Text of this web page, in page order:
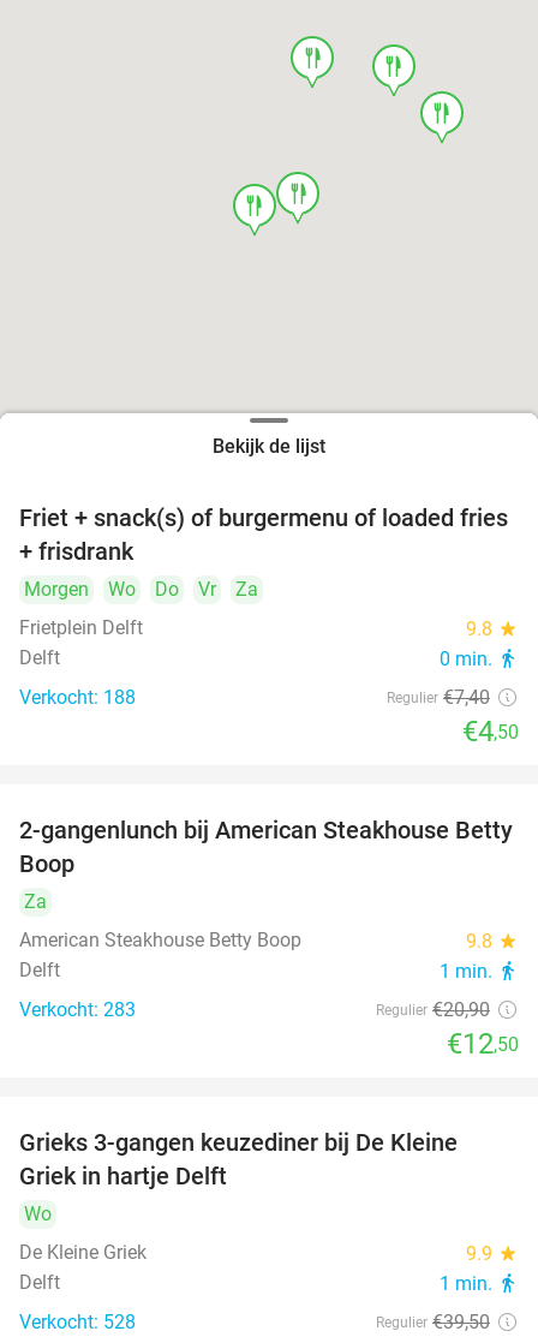
food
food
food
food
food
food
food
Bekijk de lijst
39%
Friet + snack(s) of burgermenu of loaded fries
+ frisdrank
Morgen Wo Do Vr
Za
Frietplein Delft
9.8 star
Delft 0 min. directions_walk
Verkocht: 188 Regulier €7,40
€4,50
40%
2-gangenlunch bij American Steakhouse Betty
Boop
Za
American Steakhouse Betty Boop
9.8 star
Delft 1 min. directions_walk
Verkocht: 283 Regulier €20,90
€12,50
Grieks 3-gangen keuzediner bij De Kleine
Griek in hartje Delft
Wo
De Kleine Griek
9.9 star
Delft 1 min. directions_walk
Verkocht: 528 Regulier €39,50